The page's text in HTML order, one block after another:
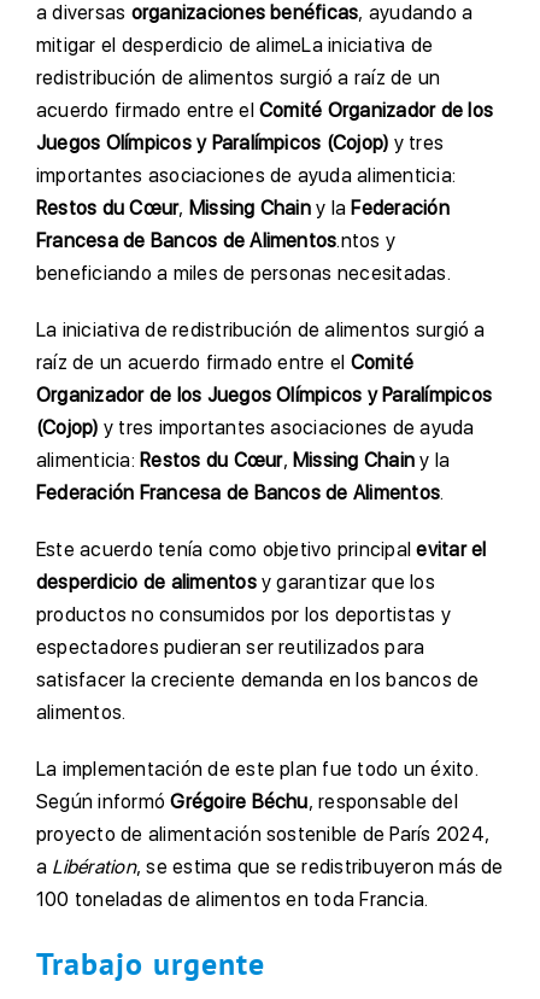
a diversas organizaciones benéficas, ayudando a
mitigar el desperdicio de alimeLa iniciativa de
redistribución de alimentos surgió a raíz de un
acuerdo firmado entre elComité Organizador de los
Juegos Olímpicos y Paralímpicos (Cojop) y tres
importantes asociaciones de ayuda alimenticia:
Restos du Cœur, Missing Chainy la Federación
Francesa de Bancos de Alimentos.ntos y
beneficiando a miles de personas necesitadas.
La iniciativa de redistribución de alimentos surgió a
raíz de un acuerdo firmado entre el Comité
Organizador de los Juegos Olímpicos y Paralímpicos
(Cojop) y tres importantes asociaciones de ayuda
alimenticia: Restos du Cœur, Missing Chain y la
Federación Francesa de Bancos de Alimentos.
Este acuerdo tenía como objetivo principalevitar el
desperdicio de alimentosy garantizar que los
productos no consumidos por los deportistas y
espectadores pudieran ser reutilizados para
satisfacer la creciente demanda en los bancos de
alimentos.
La implementación de este plan fue todo un éxito.
Según informóGrégoire Béchu, responsable del
proyecto de alimentación sostenible de París 2024,
a Libération, se estima que se redistribuyeron más de
100 toneladas de alimentos en toda Francia.
Trabajo urgente